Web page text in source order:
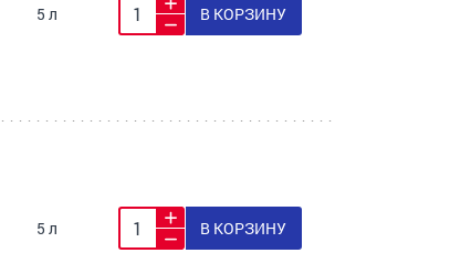
5 л В КОРЗИНУ
5 л В КОРЗИНУ